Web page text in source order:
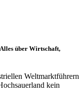
Alles über Wirtschaft,
Weltmarktführern
kein